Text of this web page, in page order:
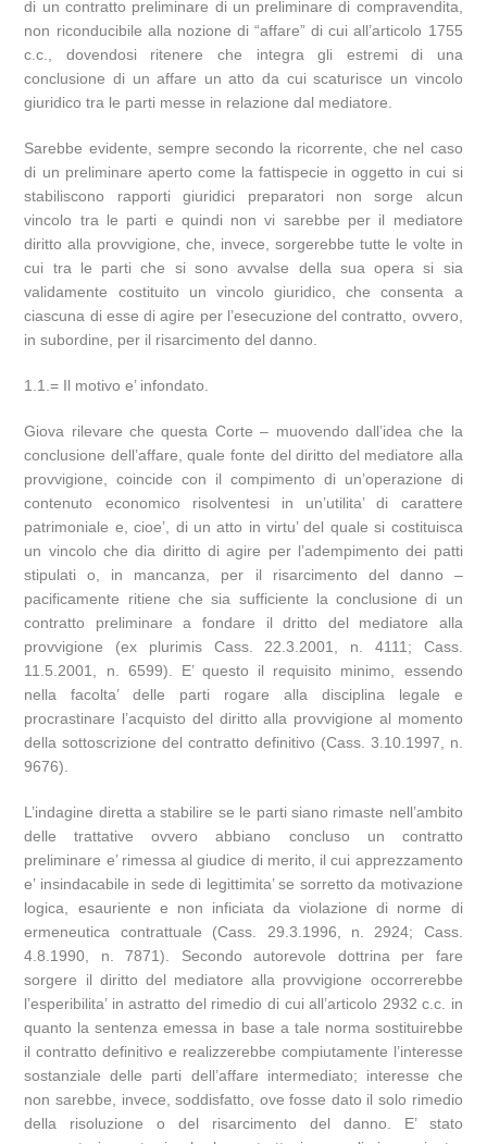
di un contratto preliminare di un preliminare di compravendita,
non riconducibile alla nozione di “affare” di cui all’articolo 1755
c.c., dovendosi ritenere che integra gli estremi di una
conclusione di un affare un atto da cui scaturisce un vincolo
giuridico tra le parti messe in relazione dal mediatore.
Sarebbe evidente, sempre secondo la ricorrente, che nel caso
di un preliminare aperto come la fattispecie in oggetto in cui si
stabiliscono rapporti giuridici preparatori non sorge alcun
vincolo tra le parti e quindi non vi sarebbe per il mediatore
diritto alla provvigione, che, invece, sorgerebbe tutte le volte in
cui tra le parti che si sono avvalse della sua opera si sia
validamente costituito un vincolo giuridico, che consenta a
ciascuna di esse di agire per l’esecuzione del contratto, ovvero,
in subordine, per il risarcimento del danno.
1.1.= Il motivo e’ infondato.
Giova rilevare che questa Corte – muovendo dall’idea che la
conclusione dell’affare, quale fonte del diritto del mediatore alla
provvigione, coincide con il compimento di un’operazione di
contenuto economico risolventesi in un’utilita’ di carattere
patrimoniale e, cioe’, di un atto in virtu’ del quale si costituisca
un vincolo che dia diritto di agire per l’adempimento dei patti
stipulati o, in mancanza, per il risarcimento del danno –
pacificamente ritiene che sia sufficiente la conclusione di un
contratto preliminare a fondare il dritto del mediatore alla
provvigione (ex plurimis Cass. 22.3.2001, n. 4111; Cass.
11.5.2001, n. 6599). E’ questo il requisito minimo, essendo
nella facolta’ delle parti rogare alla disciplina legale e
procrastinare l’acquisto del diritto alla provvigione al momento
della sottoscrizione del contratto definitivo (Cass. 3.10.1997, n.
9676).
L’indagine diretta a stabilire se le parti siano rimaste nell’ambito
delle trattative ovvero abbiano concluso un contratto
preliminare e’ rimessa al giudice di merito, il cui apprezzamento
e’ insindacabile in sede di legittimita’ se sorretto da motivazione
logica, esauriente e non inficiata da violazione di norme di
ermeneutica contrattuale (Cass. 29.3.1996, n. 2924; Cass.
4.8.1990, n. 7871). Secondo autorevole dottrina per fare
sorgere il diritto del mediatore alla provvigione occorrerebbe
l’esperibilita’ in astratto del rimedio di cui all’articolo 2932 c.c. in
quanto la sentenza emessa in base a tale norma sostituirebbe
il contratto definitivo e realizzerebbe compiutamente l’interesse
sostanziale delle parti dell’affare intermediato; interesse che
non sarebbe, invece, soddisfatto, ove fosse dato il solo rimedio
della risoluzione o del risarcimento del danno. E’ stato